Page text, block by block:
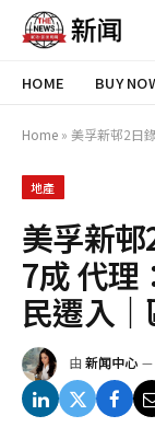
HOME BUY
Home » 美孚新邨2日錄4
地產
美孚新
7成 代理
民遷入
由 新闻中心